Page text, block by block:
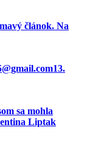
článok. Na
13.
sa mohla
Liptak